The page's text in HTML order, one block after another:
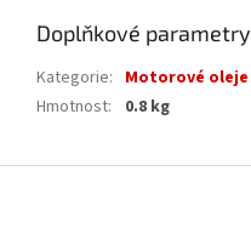
Doplňkové parametry
Kategorie: Motorové oleje
Hmotnost: 0.8 kg